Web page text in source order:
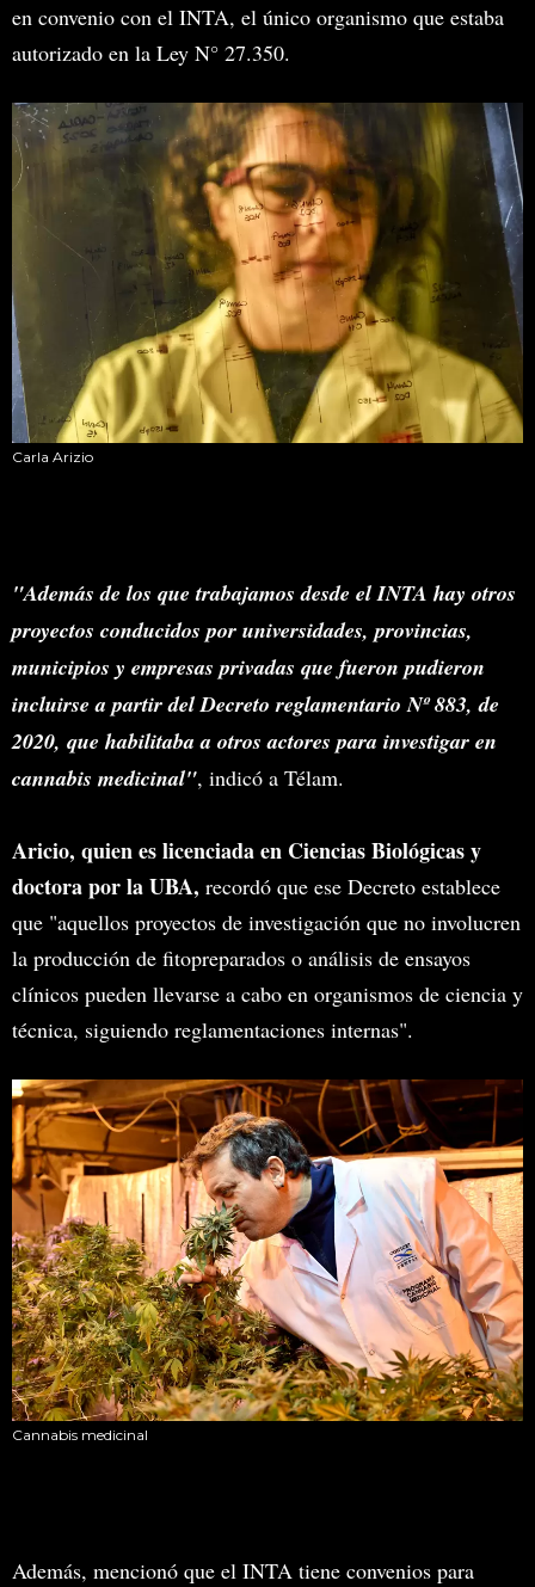
en convenio con el INTA, el único organismo que estaba
autorizado en la Ley N° 27.350.
Carla Arizio
"Además de los que trabajamos desde el INTA hay otros
proyectos conducidos por universidades, provincias,
municipios y empresas privadas que fueron pudieron
incluirse a partir del Decreto reglamentario Nº 883, de
2020, que habilitaba a otros actores para investigar en
cannabis medicinal", indicó a Télam.
Aricio, quien es licenciada en Ciencias Biológicas y
doctora por la UBA, recordó que ese Decreto establece
que "aquellos proyectos de investigación que no involucren
la producción de fitopreparados o análisis de ensayos
clínicos pueden llevarse a cabo en organismos de ciencia y
técnica, siguiendo reglamentaciones internas".
Cannabis medicinal
Además, mencionó que el INTA tiene convenios para